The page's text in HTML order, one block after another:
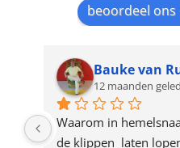
product
beoordeel ons
Bauke van
12 maanden
Waarom in
de klippen  laten